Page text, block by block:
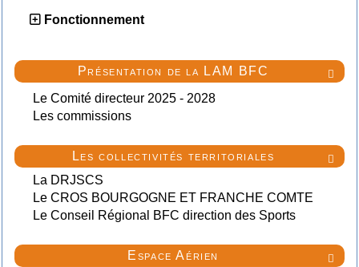
Fonctionnement

Présentation de la LAM BFC
Le Comité directeur 2025 - 2028
Les commissions

Les collectivités territoriales
La DRJSCS
Le CROS BOURGOGNE ET FRANCHE COMTE
Le Conseil Régional BFC direction des Sports

Espace Aérien